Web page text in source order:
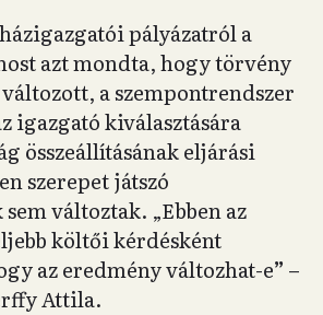
pályázatról a
azt mondta, hogy törvény
a szempontrendszer
igazgató kiválasztására
összeállításának eljárási
szerepet játszó
változtak. „Ebben az
költői kérdésként
az eredmény változhat-e” –
Attila.